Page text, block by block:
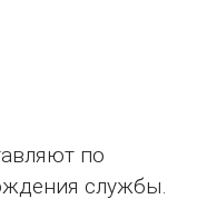
по
службы.